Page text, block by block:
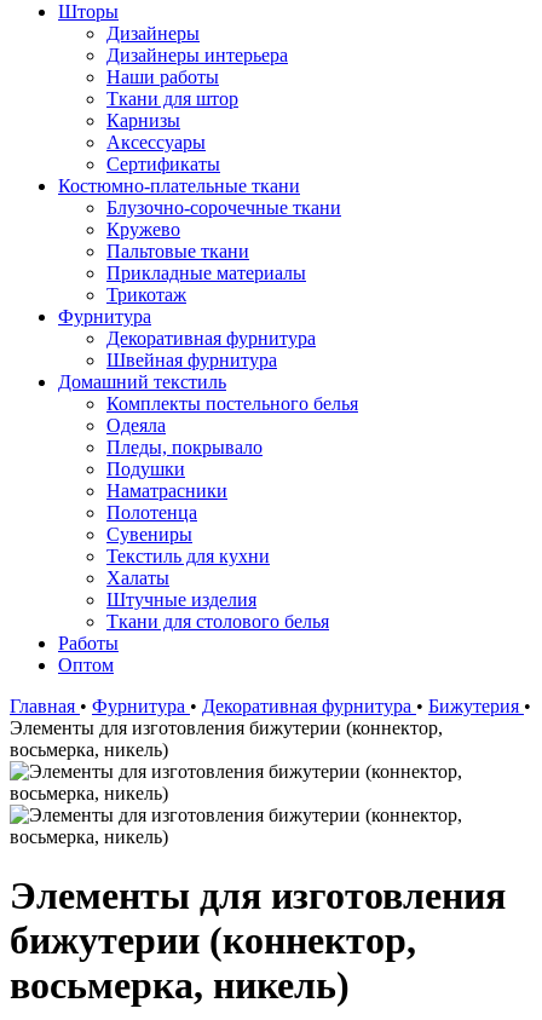
Шторы
Дизайнеры
Дизайнеры интерьера
Наши работы
Ткани для штор
Карнизы
Аксессуары
Сертификаты
Костюмно-плательные ткани
Блузочно-сорочечные ткани
Кружево
Пальтовые ткани
Прикладные материалы
Трикотаж
Фурнитура
Декоративная фурнитура
Швейная фурнитура
Домашний текстиль
Комплекты постельного белья
Одеяла
Пледы, покрывало
Подушки
Наматрасники
Полотенца
Сувениры
Текстиль для кухни
Халаты
Штучные изделия
Ткани для столового белья
Работы
Оптом
Главная • Фурнитура • Декоративная фурнитура • Бижутерия •
Элементы для изготовления бижутерии (коннектор,
восьмерка, никель)
Элементы для изготовления
бижутерии (коннектор,
восьмерка, никель)